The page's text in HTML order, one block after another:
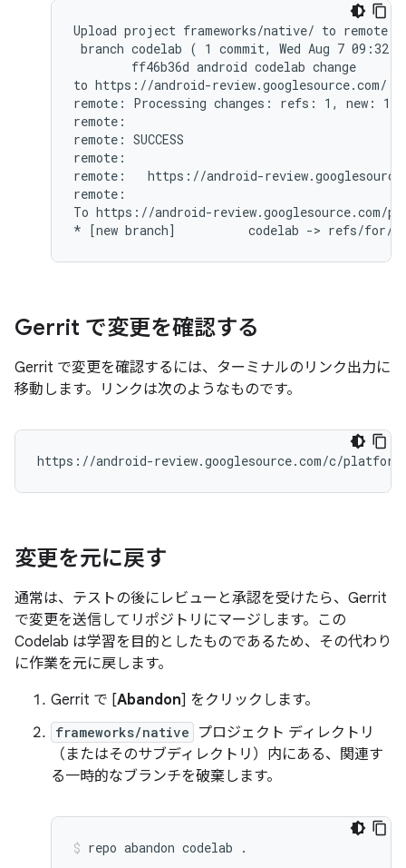
Upload project frameworks/native/ to remote
branch codelab ( 1 commit, Wed Aug 7
        ff46b36d android codelab change
to https://android-review.googlesource.com/
remote: Processing changes: refs: 1, new: 1,
remote:
remote: SUCCESS
remote:
remote:   https://android-
remote:
To https://android-review.googlesource.com/
Gerrit で変更を確認する
Gerrit で変更を確認するには、ターミナルのリンク出力に
移動します。リンクは次のようなものです。
変更を元に戻す
通常は、テストの後にレビューと承認を受けたら、Gerrit
で変更を送信してリポジトリにマージします。この
Codelab は学習を目的としたものであるため、その代わり
に作業を元に戻します。
Gerrit で [Abandon] をクリックします。
frameworks/native
プロジェクト ディレクトリ
（またはそのサブディレクトリ）内にある、関連す
る一時的なブランチを破棄します。
repo abandon codelab .